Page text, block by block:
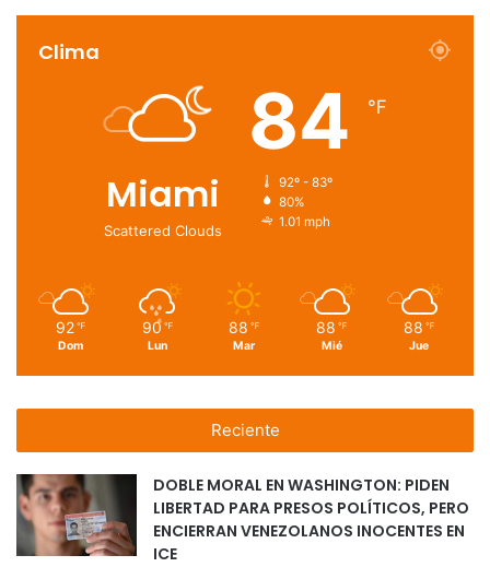
Clima
Miami
Scattered Clouds
84 ℉
92º - 83º
80%
1.01 mph
92 ℉
Dom
90 ℉
Lun
88 ℉
Mar
88 ℉
Mié
88 ℉
Jue
Reciente
DOBLE MORAL EN WASHINGTON: PIDEN
LIBERTAD PARA PRESOS POLÍTICOS, PERO
ENCIERRAN VENEZOLANOS INOCENTES EN
ICE